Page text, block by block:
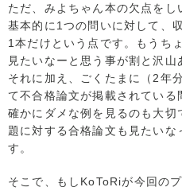
ただ、みよちゃん本の欠点をし
基本的に1つの問いに対して、
1本だけという点です。もうち
見たいなーと思う事が割と沢山
それに加え、ごくたまに（2年
て不合格論文が掲載されている
確かにダメな例を見るのも大切
題に対する合格論文も見たいな
す。
そこで、もしKoToRiが今回の